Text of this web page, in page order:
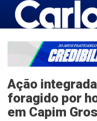
Ação
foragido por
em Capim